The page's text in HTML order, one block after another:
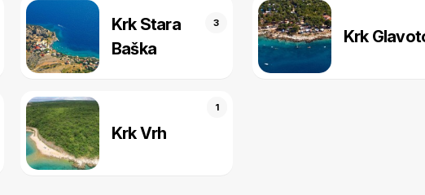
Krk Stara
Baška
3
Krk
Krk Vrh
1